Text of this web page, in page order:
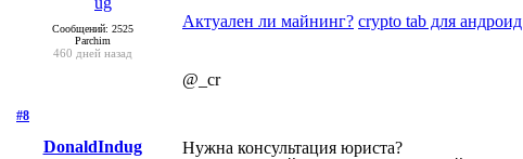
Сообщений: 2525
Parchim
460 дней назад
Актуален ли майнинг? crypto tab для андроид
@_cr
#8
DonaldIndug
Нужна консультация юриста?